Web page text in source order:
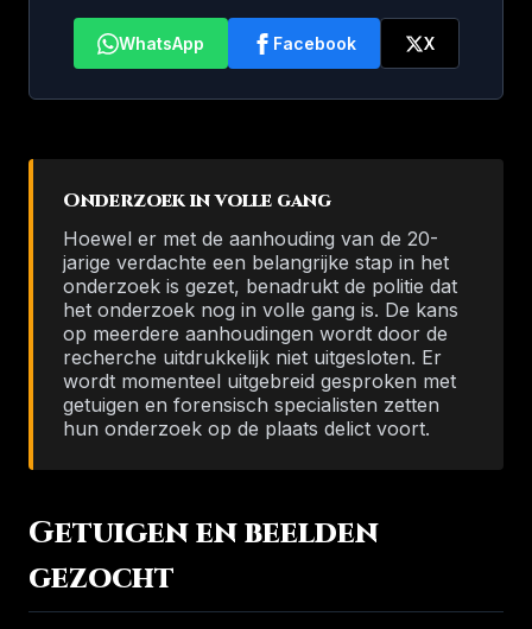
WhatsApp Facebook X
Onderzoek in volle gang
Hoewel er met de aanhouding van de 20-
jarige verdachte een belangrijke stap in het
onderzoek is gezet, benadrukt de politie dat
het onderzoek nog in volle gang is. De kans
op meerdere aanhoudingen wordt door de
recherche uitdrukkelijk niet uitgesloten. Er
wordt momenteel uitgebreid gesproken met
getuigen en forensisch specialisten zetten
hun onderzoek op de plaats delict voort.
Getuigen en beelden
gezocht